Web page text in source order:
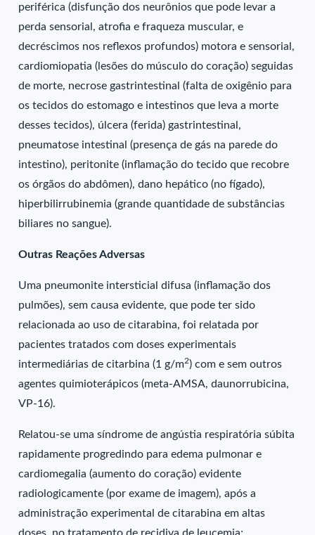
periférica (disfunção dos neurônios que pode levar a
perda sensorial, atrofia e fraqueza muscular, e
decréscimos nos reflexos profundos) motora e sensorial,
cardiomiopatia (lesões do músculo do coração) seguidas
de morte, necrose gastrintestinal (falta de oxigênio para
os tecidos do estomago e intestinos que leva a morte
desses tecidos), úlcera (ferida) gastrintestinal,
pneumatose intestinal (presença de gás na parede do
intestino), peritonite (inflamação do tecido que recobre
os órgãos do abdômen), dano hepático (no fígado),
hiperbilirrubinemia (grande quantidade de substâncias
biliares no sangue).
Outras Reações Adversas
Uma pneumonite intersticial difusa (inflamação dos
pulmões), sem causa evidente, que pode ter sido
relacionada ao uso de citarabina, foi relatada por
pacientes tratados com doses experimentais
intermediárias de citarbina (1 g/m2) com e sem outros
agentes quimioterápicos (meta-AMSA, daunorrubicina,
VP-16).
Relatou-se uma síndrome de angústia respiratória súbita
rapidamente progredindo para edema pulmonar e
cardiomegalia (aumento do coração) evidente
radiologicamente (por exame de imagem), após a
administração experimental de citarabina em altas